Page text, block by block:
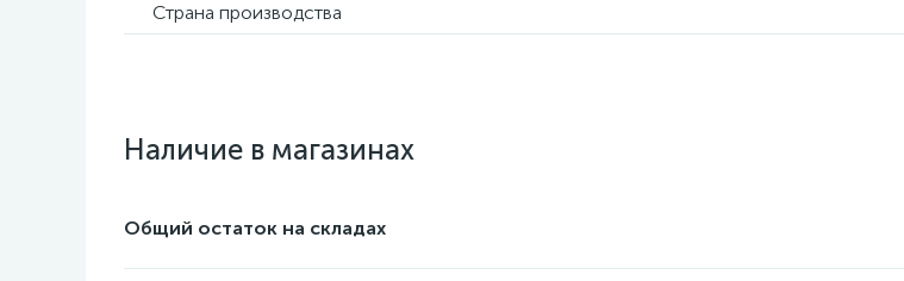
Страна производства
Наличие в магазинах
Общий остаток на складах